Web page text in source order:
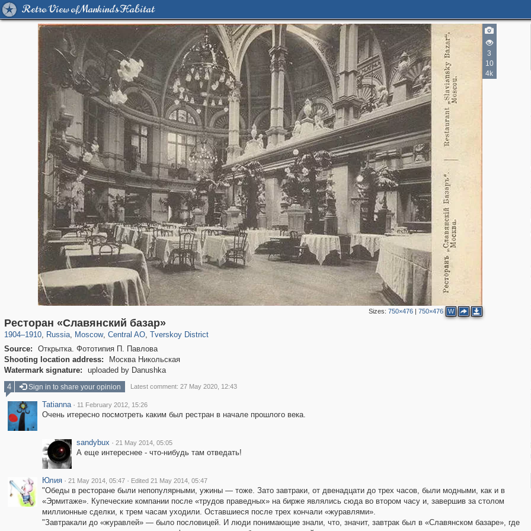
Retro View of Mankind's Habitat
3
10
4k
Sizes: 750×476| 750×476 W
Ресторан «Славянский базар»
1904–1910, Russia
1,406,934 29,248
, Moscow
319,861 8,286
, Central AO
160,009 5,916
, Tverskoy District
53,052
Source:
Открытка. Фототипия П. Павлова
Shooting location address:
Москва Никольская
Watermark signature:
uploaded by Danushka
4 Sign in to share your opinion Latest comment: 27 May 2020, 12:43
Tatianna · 11 February 2012, 15:26
Очень итересно посмотреть каким был рестран в начале прошлого века.
sandybux · 21 May 2014, 05:05
А еще интереснее - что-нибудь там отведать!
Юлия · 21 May 2014, 05:47 · Edited 21 May 2014, 05:47
"Обеды в ресторане были непопулярными, ужины — тоже. Зато завтраки, от двенадцати до трех часов, были модными, как и в
«Эрмитаже». Купеческие компании после «трудов праведных» на бирже являлись сюда во втором часу и, завершив за столом
миллионные сделки, к трем часам уходили. Оставшиеся после трех кончали «журавлями».
"Завтракали до «журавлей» — было пословицей. И люди понимающие знали, что, значит, завтрак был в «Славянском базаре», где